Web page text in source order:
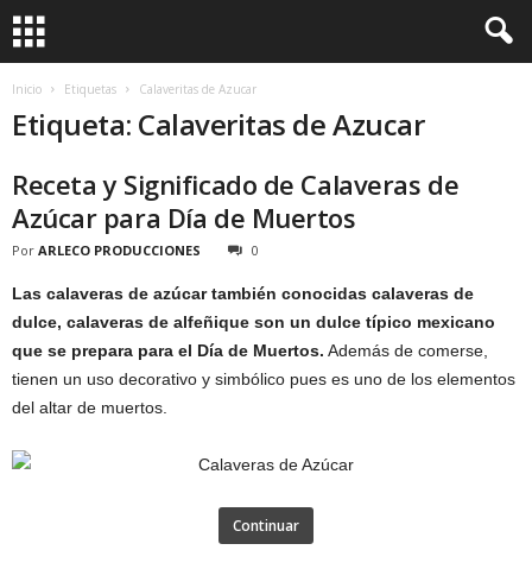
Inicio Etiquetas Calaveritas de Azucar
Etiqueta: Calaveritas de Azucar
Receta y Significado de Calaveras de
Azúcar para Día de Muertos
Por ARLECO PRODUCCIONES 0
Las calaveras de azúcar también conocidas calaveras de
dulce, calaveras de alfeñique son un dulce típico mexicano
que se prepara para el Día de Muertos. Además de comerse,
tienen un uso decorativo y simbólico pues es uno de los elementos
del altar de muertos.
Continuar